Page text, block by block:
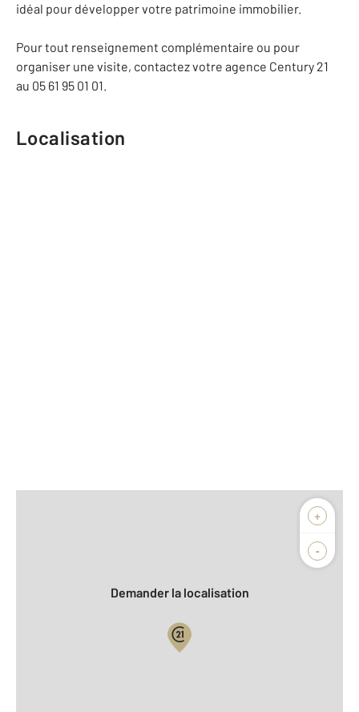
idéal pour développer votre patrimoine immobilier.
Pour tout renseignement complémentaire ou pour
organiser une visite, contactez votre agence Century 21
au 05 61 95 01 01.
Localisation
+
-
Biens vendus
Demander la localisation